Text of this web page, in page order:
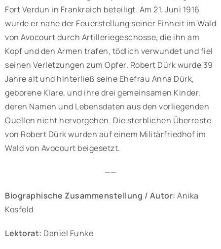
Fort Verdun in Frankreich beteiligt. Am 21. Juni 1916
wurde er nahe der Feuerstellung seiner Einheit im Wald
von Avocourt durch Artilleriegeschosse, die ihn am
Kopf und den Armen trafen, tödlich verwundet und fiel
seinen Verletzungen zum Opfer. Robert Dürk wurde 39
Jahre alt und hinterließ seine Ehefrau Anna Dürk,
geborene Klare, und ihre drei gemeinsamen Kinder,
deren Namen und Lebensdaten aus den vorliegenden
Quellen nicht hervorgehen. Die sterblichen Überreste
von Robert Dürk wurden auf einem Militärfriedhof im
Wald von Avocourt beigesetzt.
——
Biographische Zusammenstellung / Autor: Anika
Kosfeld
Lektorat: Daniel Funke